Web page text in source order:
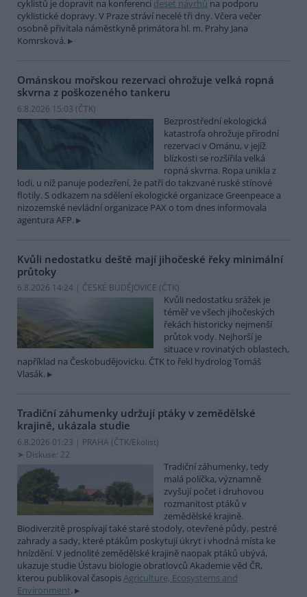
cyklistů je dopravit na konferenci deset návrhů na podporu
cyklistické dopravy. V Praze stráví necelé tři dny. Včera večer
osobně přivítala náměstkyně primátora hl. m. Prahy Jana
Komrsková.
Ománskou mořskou rezervaci ohrožuje velká ropná
skvrna z poškozeného tankeru
6.8.2026 15:03 (ČTK)
Bezprostřední ekologická
katastrofa ohrožuje přírodní
rezervaci v Ománu, v jejíž
blízkosti se rozšířila velká
ropná skvrna. Ropa unikla z
lodi, u níž panuje podezření, že patří do takzvané ruské stínové
flotily. S odkazem na sdělení ekologické organizace Greenpeace a
nizozemské nevládní organizace PAX o tom dnes informovala
agentura AFP.
Kvůli nedostatku deště mají jihočeské řeky minimální
průtoky
6.8.2026 14:24 | ČESKÉ BUDĚJOVICE (ČTK)
Kvůli nedostatku srážek je
téměř ve všech jihočeských
řekách historicky nejmenší
průtok vody. Nejhorší je
situace v rovinatých oblastech,
například na Českobudějovicku. ČTK to řekl hydrolog Tomáš
Vlasák.
Tradiční záhumenky udržují ptáky v zemědělské
krajině, ukázala studie
6.8.2026 01:23 | PRAHA (ČTK/Ekolist)
Diskuse: 22
Tradiční záhumenky, tedy
malá políčka, významně
zvyšují počet i druhovou
rozmanitost ptáků v
zemědělské krajině.
Biodiverzitě prospívají také staré stodoly, otevřené půdy, pestré
zahrady a sady, které ptákům poskytují úkryt i vhodná místa ke
hnízdění. V jednolité zemědělské krajině naopak ptáků ubývá,
ukazuje studie Ústavu biologie obratlovců Akademie věd ČR,
kterou publikoval časopisAgriculture, Ecosystems and
Environment.